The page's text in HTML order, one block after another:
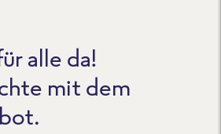
alle da!
mit dem